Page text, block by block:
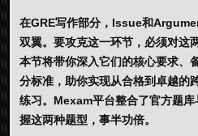
在GRE写作部分，Issue和
双翼。要攻克这一环节，必须对这
本节将带你深入它们的核心要求、
分标准 ，助你实现从合格到卓越的
练习。 Mexam平台整合了官方题
握这两种题型，事半功倍。